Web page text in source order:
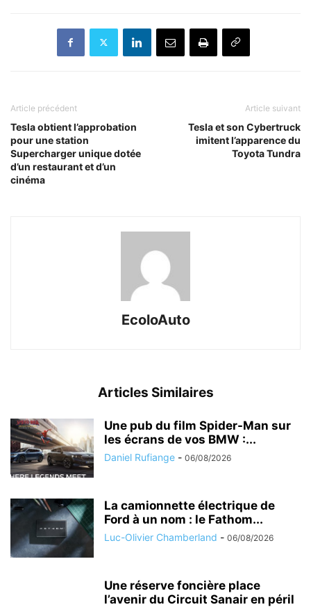
Article précédent
Tesla obtient l’approbation
pour une station
Supercharger unique dotée
d’un restaurant et d’un
cinéma
Article suivant
Tesla et son Cybertruck
imitent l’apparence du
Toyota Tundra
EcoloAuto
Articles Similaires
Une pub du film Spider-Man sur
les écrans de vos BMW :...
Daniel Rufiange - 06/08/2026
La camionnette électrique de
Ford à un nom : le Fathom...
Luc-Olivier Chamberland - 06/08/2026
Une réserve foncière place
l’avenir du Circuit Sanair en péril